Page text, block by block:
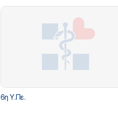
6η Υ.Πε.